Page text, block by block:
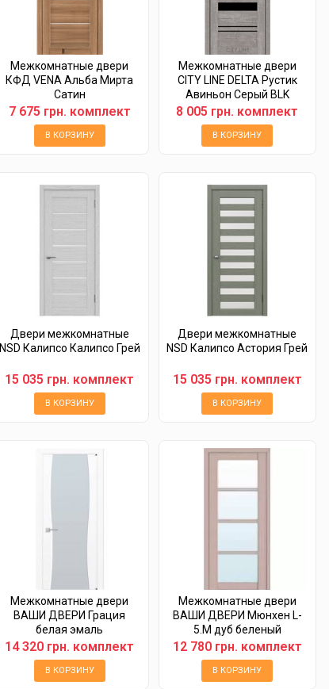
Межкомнатные двери
КФД VENA Альба Мирта
Сатин
7 675 грн. комплект
В КОРЗИНУ
Межкомнатные двери
CITY LINE DELTA Рустик
Авиньон Серый BLK
8 005 грн. комплект
В КОРЗИНУ
Двери межкомнатные
NSD Калипсо Калипсо Грей
15 035 грн. комплект
В КОРЗИНУ
Двери межкомнатные
NSD Калипсо Астория Грей
15 035 грн. комплект
В КОРЗИНУ
Межкомнатные двери
ВАШИ ДВЕРИ Грация
белая эмаль
14 320 грн. комплект
В КОРЗИНУ
Межкомнатные двери
ВАШИ ДВЕРИ Мюнхен L-
5.M дуб беленый
12 780 грн. комплект
В КОРЗИНУ